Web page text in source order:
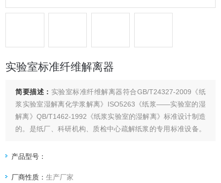
实验室标准纤维解离器
简要描述： 实验室标准纤维解离器符合GB/T24327-2009《纸
浆实验室湿解离化学浆解离》ISO5263《纸浆——实验室的湿
解离》QB/T1462-1992《纸浆实验室的湿解离》标准设计制造
的。是纸厂、科研机构、质检中心疏解纸浆的专用标准设备。
的纤维在水中相互分开，又最大限度的保持纤维原来面貌、性
产品型号：
厂商性质：生产厂家